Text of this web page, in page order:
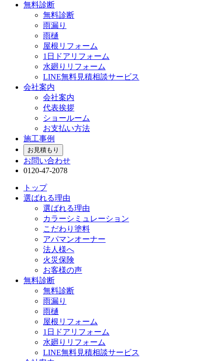
無料診断
無料診断
雨漏り
雨樋
屋根リフォーム
1日ドアリフォーム
水廻りリフォーム
LINE無料見積相談サービス
会社案内
会社案内
代表挨拶
ショールーム
お支払い方法
施工事例
お見積もり
お問い合わせ
0120-47-2078
トップ
選ばれる理由
選ばれる理由
カラーシミュレーション
こだわり塗料
アパマンオーナー
法人様へ
火災保険
お客様の声
無料診断
無料診断
雨漏り
雨樋
屋根リフォーム
1日ドアリフォーム
水廻りリフォーム
LINE無料見積相談サービス